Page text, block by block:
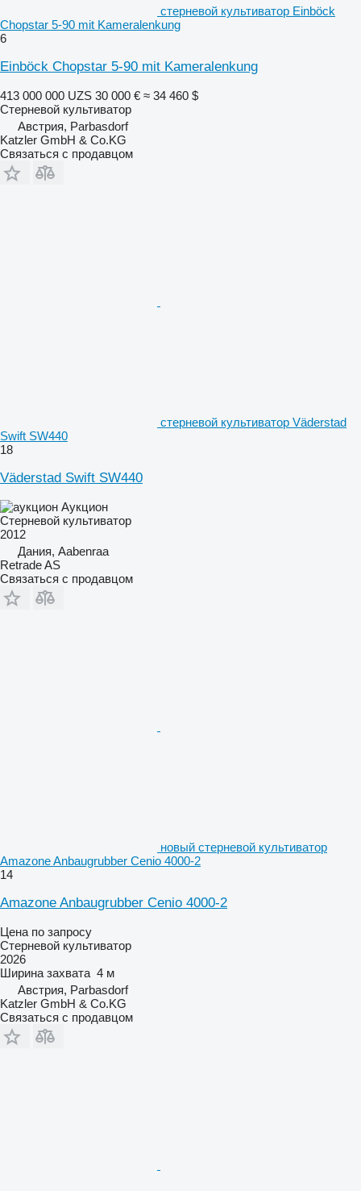
стерневой культиватор Einböck
Chopstar 5-90 mit Kameralenkung
6
Einböck Chopstar 5-90 mit Kameralenkung
413 000 000 UZS 30 000 € ≈ 34 460 $
Стерневой культиватор
Австрия, Parbasdorf
Katzler GmbH & Co.KG
Связаться с продавцом
стерневой культиватор Väderstad
Swift SW440
18
Väderstad Swift SW440
Аукцион
Стерневой культиватор
2012
Дания, Aabenraa
Retrade AS
Связаться с продавцом
новый стерневой культиватор
Amazone Anbaugrubber Cenio 4000-2
14
Amazone Anbaugrubber Cenio 4000-2
Цена по запросу
Стерневой культиватор
2026
Ширина захвата 4 м
Австрия, Parbasdorf
Katzler GmbH & Co.KG
Связаться с продавцом